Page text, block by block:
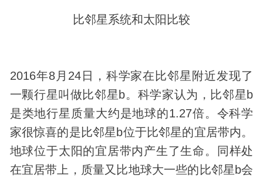
比邻星系统和太阳比较
2016年8月24日，科学家在比邻星附近发现了
一颗行星叫做比邻星b。科学家认为，比邻星b
是类地行星质量大约是地球的1.27倍。令科学
家很惊喜的是比邻星b位于比邻星的宜居带内。
地球位于太阳的宜居带内产生了生命。同样处
在宜居带上，质量又比地球大一些的比邻星b会